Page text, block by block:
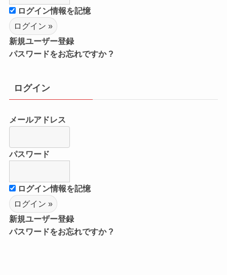
ログイン情報を記憶
新規ユーザー登録
パスワードをお忘れですか ?
ログイン
メールアドレス
パスワード
ログイン情報を記憶
新規ユーザー登録
パスワードをお忘れですか ?